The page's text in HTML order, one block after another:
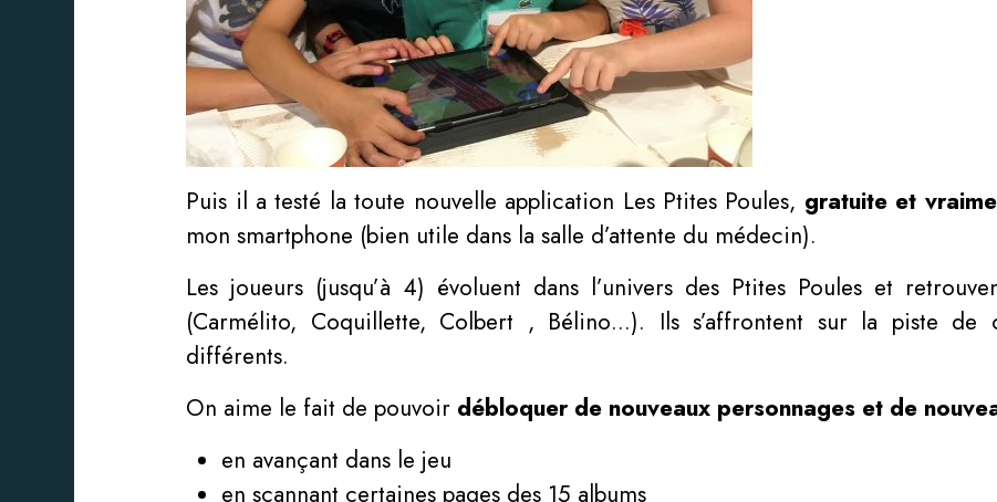
Puis il a testé la toute nouvelle application Les Ptites Poules, gratuite et
mon smartphone (bien utile dans la salle d’attente du médecin).
Les joueurs (jusqu’à 4) évoluent dans l’univers des Ptites Poules et
(Carmélito, Coquillette, Colbert , Bélino…). Ils s’affrontent sur la piste de
différents.
On aime le fait de pouvoir débloquer de nouveaux personnages et de
en avançant dans le jeu
en scannant certaines pages des 15 albums